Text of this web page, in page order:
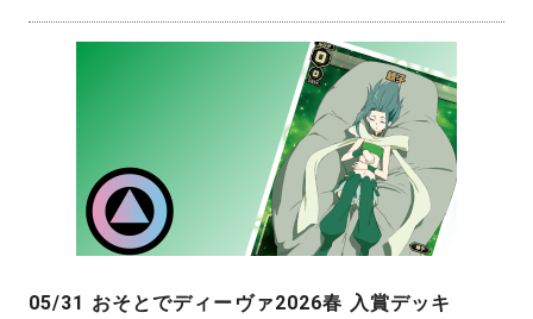
05/31 おそとでディーヴァ2026春 入賞デッキ